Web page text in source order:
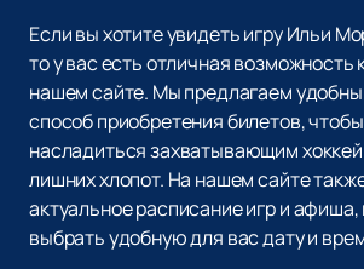
Если вы хотите увидеть игру Ильи
то у вас есть отличная возможность
нашем сайте. Мы предлагаем
способ приобретения билетов,
насладиться захватывающим
лишних хлопот. На нашем сайте
актуальное расписание игр и
выбрать удобную для вас дату и